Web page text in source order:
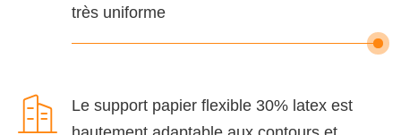
très uniforme

Le support papier flexible 30% latex est